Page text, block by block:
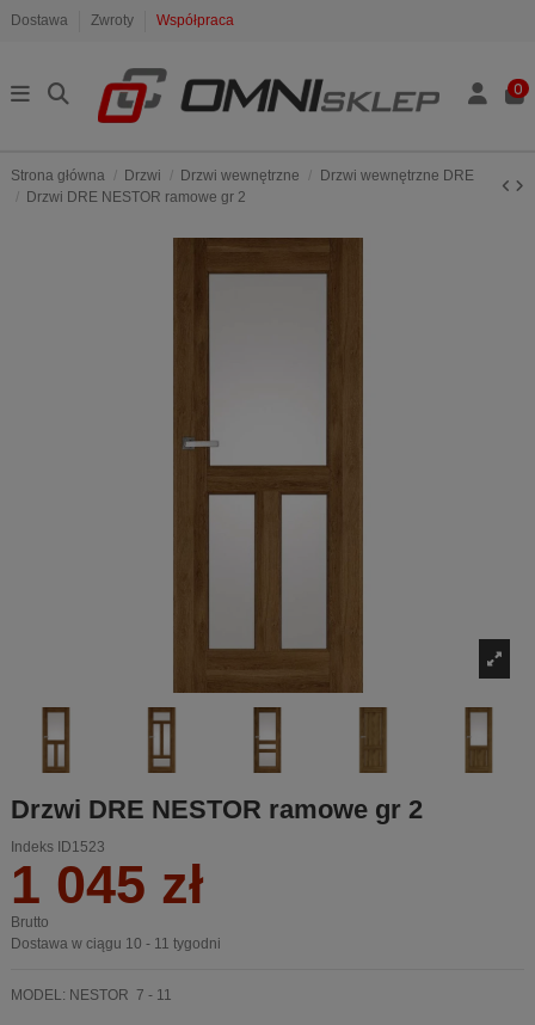
Dostawa Zwroty Współpraca
0
Strona główna Drzwi Drzwi wewnętrzne
Drzwi wewnętrzne DRE
Drzwi DRE NESTOR ramowe gr 2
Drzwi DRE NESTOR ramowe gr 2
Indeks ID1523
1 045 zł
Brutto
Dostawa w ciągu 10 - 11 tygodni
MODEL: NESTOR 7 - 11